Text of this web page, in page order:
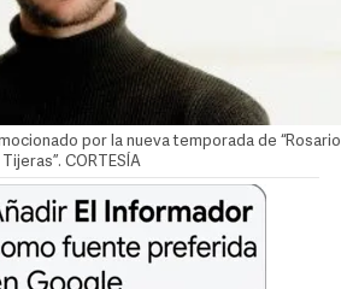
por la nueva temporada de “Rosario
Tijeras”. CORTESÍA